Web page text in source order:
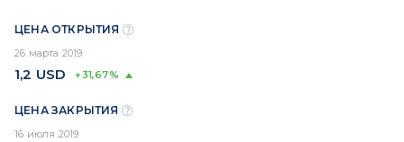
ЦЕНА ОТКРЫТИЯ
26 марта 2019
1,2 USD +31,67%
ЦЕНА ЗАКРЫТИЯ
16 июля 2019